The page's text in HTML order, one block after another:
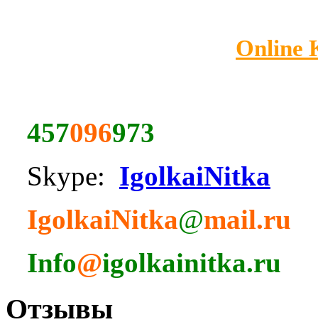
Online
457096973
Skype: IgolkaiNitka
IgolkaiNitka@mail.ru
Info@igolkainitka.ru
Отзывы